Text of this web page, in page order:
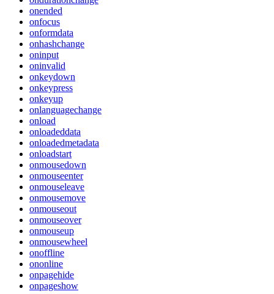
onended
onfocus
onformdata
onhashchange
oninput
oninvalid
onkeydown
onkeypress
onkeyup
onlanguagechange
onload
onloadeddata
onloadedmetadata
onloadstart
onmousedown
onmouseenter
onmouseleave
onmousemove
onmouseout
onmouseover
onmouseup
onmousewheel
onoffline
ononline
onpagehide
onpageshow